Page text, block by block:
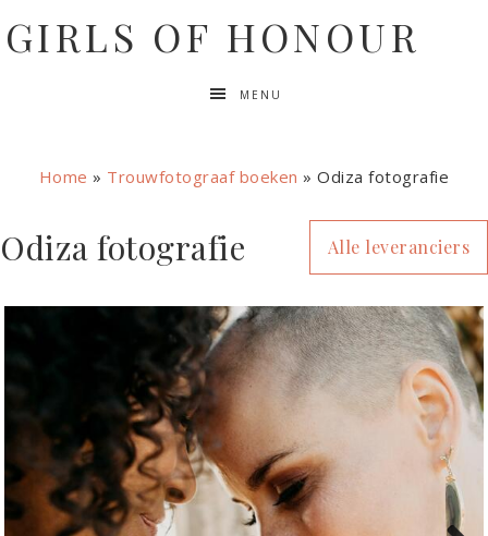
GIRLS OF HONOUR
MENU
Home » Trouwfotograaf boeken »Odiza fotografie
Odiza fotografie Alle leveranciers